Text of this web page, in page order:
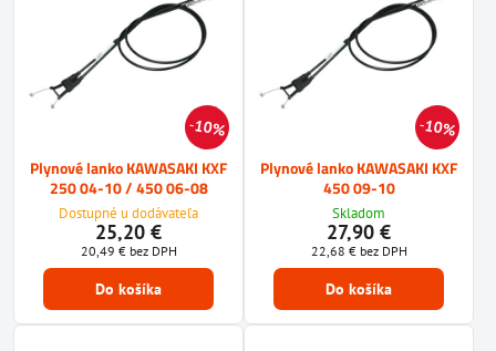
10%
Plynové lanko KAWASAKI KXF
250 04-10 / 450 06-08
Dostupné u dodávateľa
25,20 €
20,49 € bez DPH
Do košíka
10%
Plynové lanko KAWASAKI KXF
450 09-10
Skladom
27,90 €
22,68 € bez DPH
Do košíka